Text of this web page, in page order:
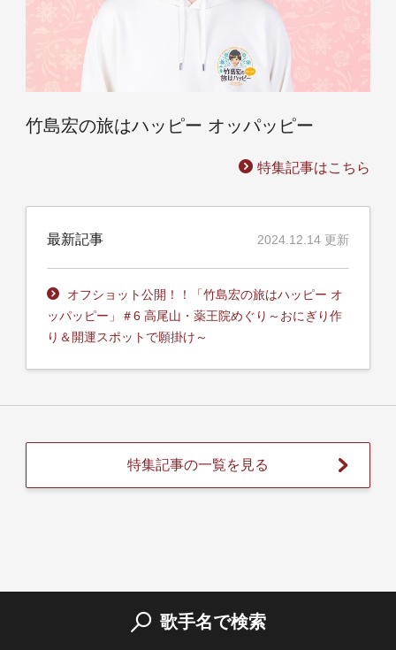
竹島宏の旅はハッピー オッパッピー
特集記事はこちら
最新記事 2024.12.14 更新
オフショット公開！！「竹島宏の旅はハッピー オ
ッパッピー」＃6 高尾山・薬王院めぐり～おにぎり作
り＆開運スポットで願掛け～
特集記事の一覧を見る
歌手名で検索